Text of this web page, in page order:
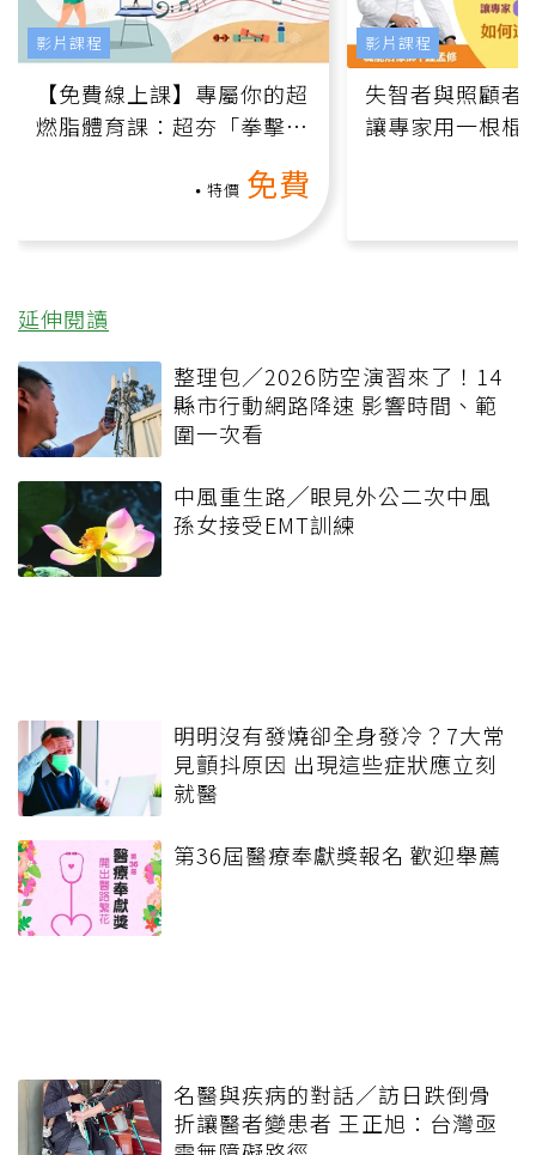
【免費線上課】專屬你的超
燃脂體育課：超夯「拳擊有
特價 免費
影片課程
失智者與照顧者
讓專家用一根棍
影片課程
延伸閱讀
整理包／2026防空演習來了！14
縣市行動網路降速 影響時間、範
圍一次看
中風重生路╱眼見外公二次中風
孫女接受EMT訓練
明明沒有發燒卻全身發冷？7大常
見顫抖原因 出現這些症狀應立刻
就醫
第36屆醫療奉獻獎報名 歡迎舉薦
名醫與疾病的對話／訪日跌倒骨
折讓醫者變患者 王正旭：台灣亟